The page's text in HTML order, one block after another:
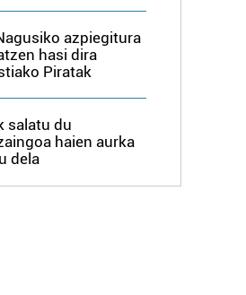
azpiegitura
hasi dira
Piratak
salatu du
haien aurka
dela